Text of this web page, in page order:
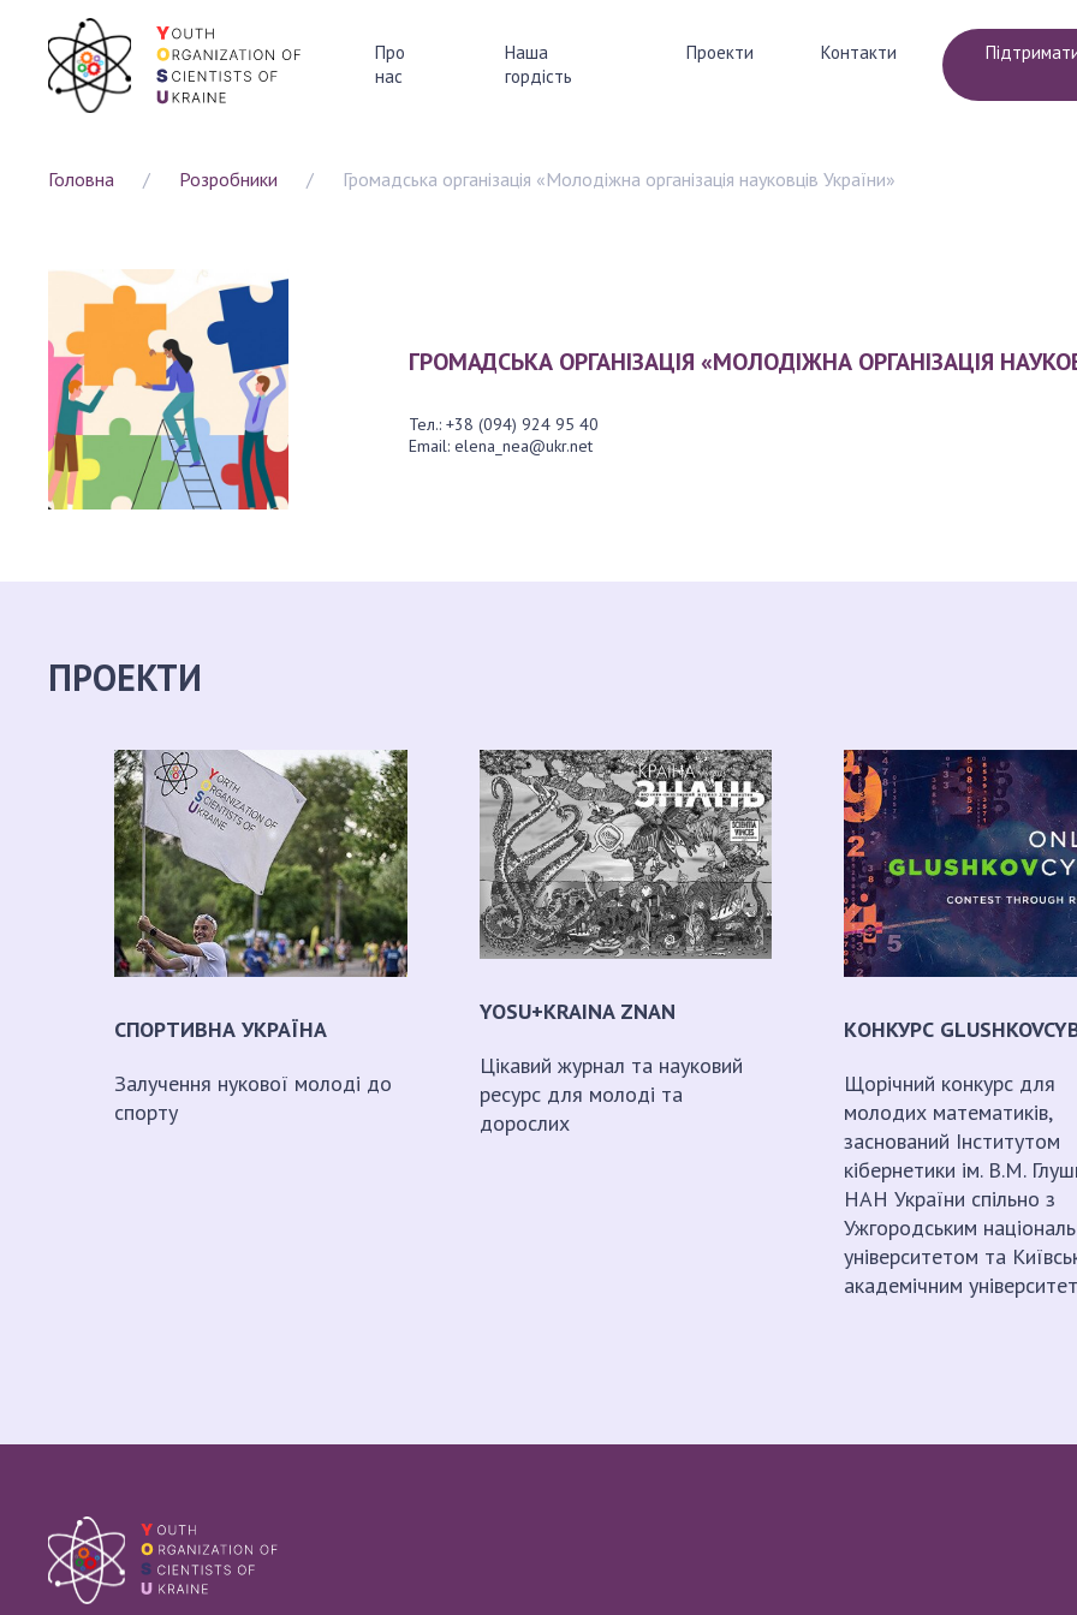
Про
нас
Наша
гордість
Проекти Контакти
Головна Розробники Громадська організація «Молодіжна організація науковців України»
ГРОМАДСЬКА ОРГАНІЗАЦІЯ «МОЛОДІЖНА ОРГАНІЗАЦІЯ
Тел.: +38 (094) 924 95 40
Email: elena_nea@ukr.net
ПРОЕКТИ
СПОРТИВНА УКРАЇНА
Залучення нукової молоді до
спорту
YOSU+KRAINA ZNAN
Цікавий журнал та науковий
ресурс для молоді та
дорослих
КОНКУРС
Щорічний конкурс для
молодих математиків,
заснований Інститутом
кібернетики ім. В.М.
НАН України спільно з
Ужгородським
університетом та
академічним